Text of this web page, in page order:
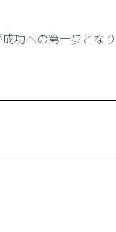
功への第一歩となり